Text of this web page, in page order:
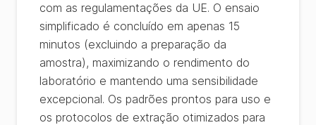
com as regulamentações da UE. O ensaio
simplificado é concluído em apenas 15
minutos (excluindo a preparação da
amostra), maximizando o rendimento do
laboratório e mantendo uma sensibilidade
excepcional. Os padrões prontos para uso e
os protocolos de extração otimizados para